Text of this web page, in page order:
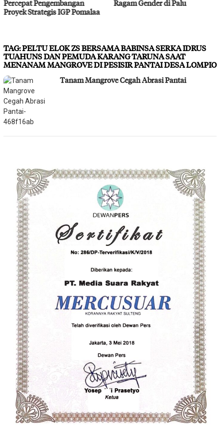
Ragam Gender di Palu
Bahodopi Hadapi Potensi
TAG:PELTU ELOK ZS BERSAMA BABINSA SERKA IDRUS
TUAHUNS DAN PEMUDA KARANG TARUNA SAAT
MENANAM MANGROVE DI PESISIR PANTAI DESA LOMPIO
Tanam Mangrove Cegah Abrasi Pantai